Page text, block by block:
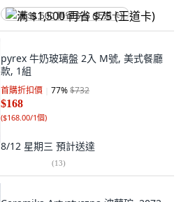
满 $1,500 再省 $75 (王道卡)
pyrex 牛奶玻璃盤 2入 M號, 美式餐廳
款, 1組
首購折扣價 77%$732
$168
($168.00/1個)
8/12 星期三 預計送達
(13)